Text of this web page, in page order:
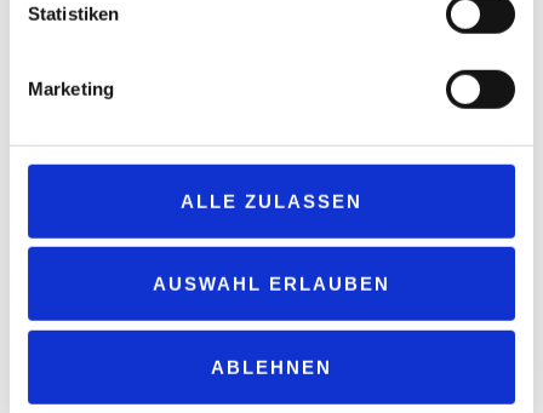
Statistiken
Marketing
ALLE ZULASSEN
AUSWAHL ERLAUBEN
ABLEHNEN
Nach Berechnungen von „Scandit“ werden 80 Prozent der
Altersprüfungen innerhalb weniger Sekunden automatisch